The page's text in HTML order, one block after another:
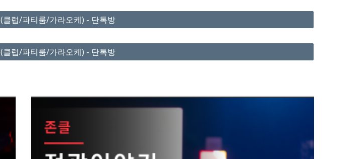
클럽/파티룸/가라오케) - 단톡방
클럽/파티룸/가라오케) - 단톡방